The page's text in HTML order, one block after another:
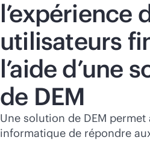
l’expérience
utilisateurs
l’aide d’une
de DEM
Une solution de DEM permet
informatique de répondre